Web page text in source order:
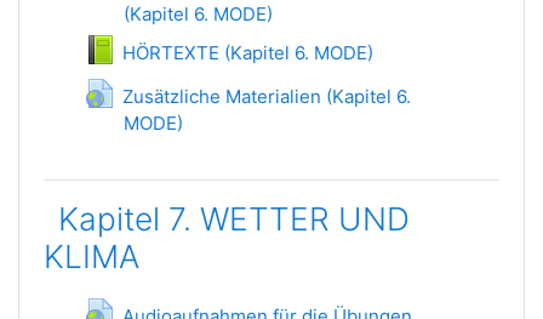
(Kapitel 6. MODE)Гиперссылка
HÖRTEXTE (Kapitel 6. MODE)
Книга
Zusätzliche Materialien (Kapitel 6.
MODE)
Гиперссылка
Kapitel 7. WETTER UND
KLIMA